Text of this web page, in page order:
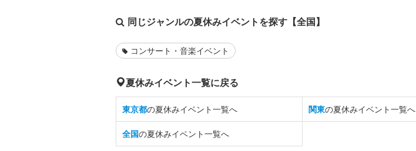
同じジャンルの夏休みイベントを探す【全国】
コンサート・音楽イベント
夏休みイベント一覧に戻る
東京都の夏休みイベント一覧へ 関東の夏休みイベント一覧へ
全国の夏休みイベント一覧へ